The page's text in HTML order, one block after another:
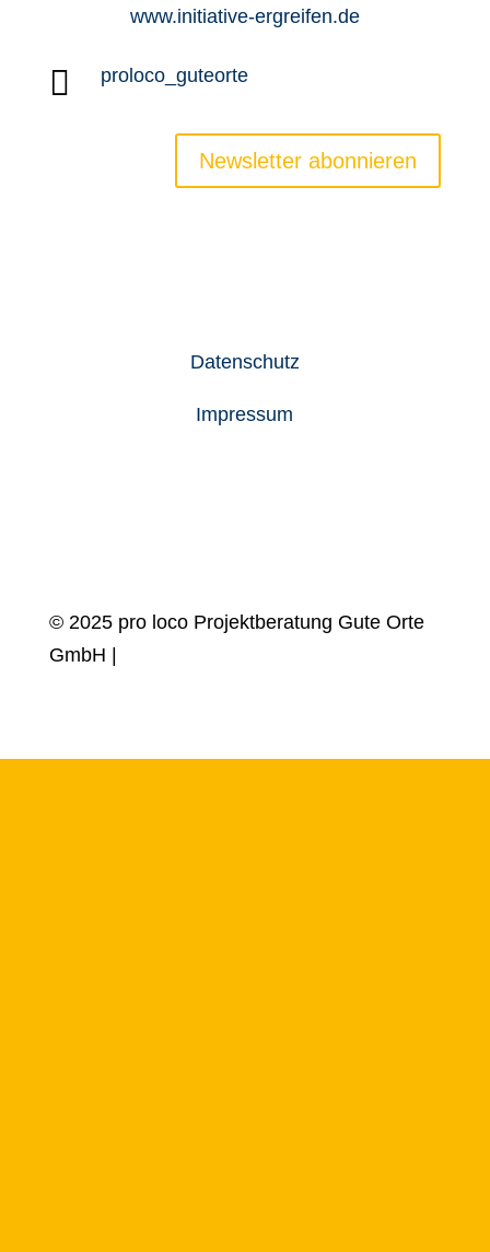
www.initiative-ergreifen.de
 proloco_guteorte
Newsletter abonnieren
Datenschutz
Impressum
© 2025 pro loco Projektberatung Gute Orte
GmbH |